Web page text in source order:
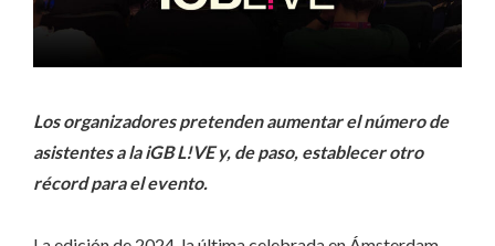
Los organizadores pretenden aumentar el número de
asistentes a la iGB L!VE y, de paso, establecer otro
récord para el evento.